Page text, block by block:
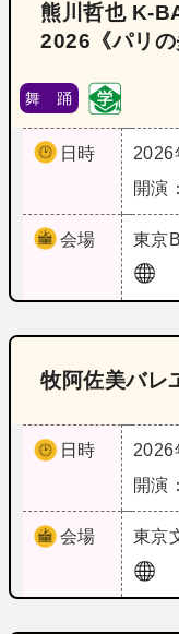
熊川哲也 K-
2026《パリの
舞 踊
日時
2026
開演
会場 東京
牧阿佐美バレ
日時
2026
開演
会場 東京